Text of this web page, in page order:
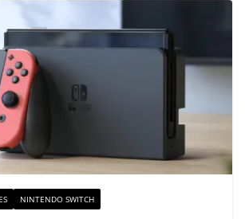
NINTENDO SWITCH